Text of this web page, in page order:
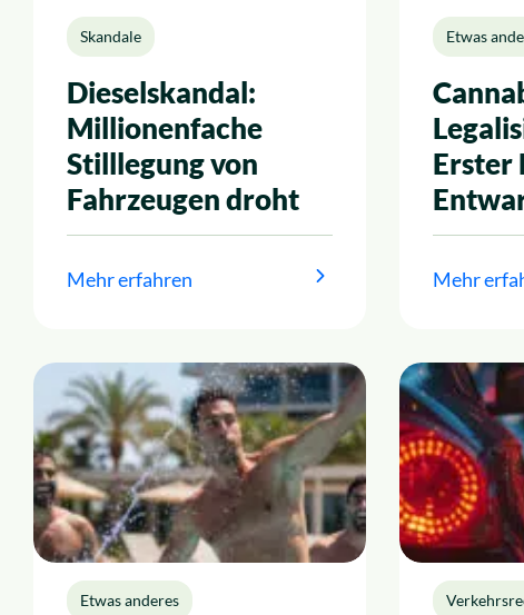
Skandale
Dieselskandal:
Millionenfache
Stilllegung von
Fahrzeugen droht
Mehr erfahren
Etwas
Erster
Mehr
Etwas anderes